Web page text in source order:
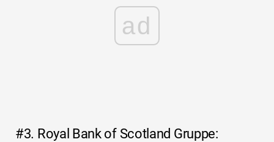
ad
#3. Royal Bank of Scotland Gruppe: